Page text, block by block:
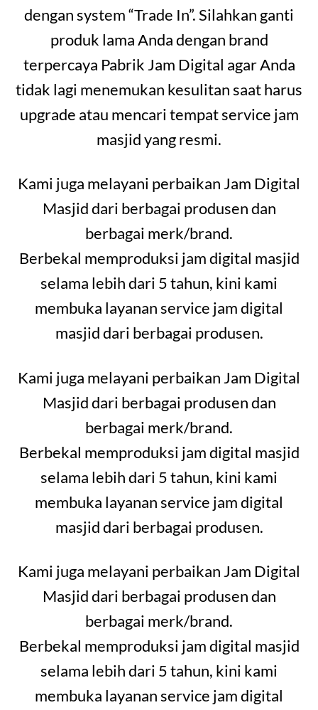
dengan system “Trade In”. Silahkan ganti
produk lama Anda dengan brand
terpercaya Pabrik Jam Digital agar Anda
tidak lagi menemukan kesulitan saat harus
upgrade atau mencari tempat service jam
masjid yang resmi.
Kami juga melayani perbaikan Jam Digital
Masjid dari berbagai produsen dan
berbagai merk/brand.
Berbekal memproduksi jam digital masjid
selama lebih dari 5 tahun, kini kami
membuka layanan service jam digital
masjid dari berbagai produsen.
Kami juga melayani perbaikan Jam Digital
Masjid dari berbagai produsen dan
berbagai merk/brand.
Berbekal memproduksi jam digital masjid
selama lebih dari 5 tahun, kini kami
membuka layanan service jam digital
masjid dari berbagai produsen.
Kami juga melayani perbaikan Jam Digital
Masjid dari berbagai produsen dan
berbagai merk/brand.
Berbekal memproduksi jam digital masjid
selama lebih dari 5 tahun, kini kami
membuka layanan service jam digital